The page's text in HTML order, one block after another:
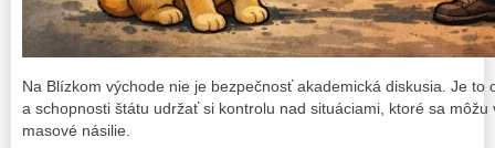
Na Blízkom východe nie je bezpečnosť akademická diskusia. Je to
a schopnosti štátu udržať si kontrolu nad situáciami, ktoré sa
masové násilie.